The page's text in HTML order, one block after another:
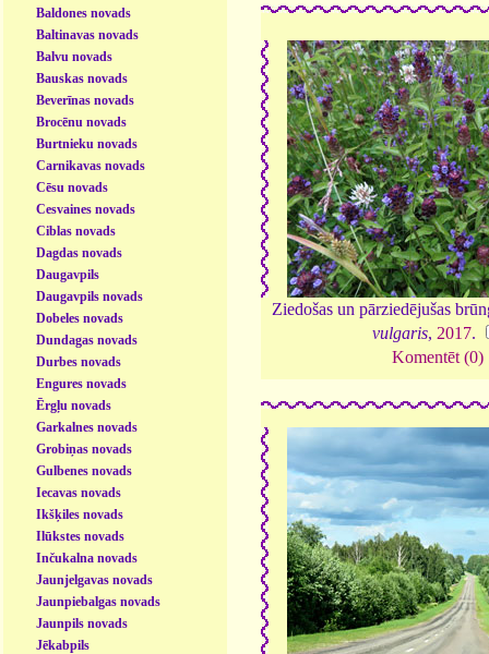
Baldones novads
Baltinavas novads
Balvu novads
Bauskas novads
Beverīnas novads
Brocēnu novads
Burtnieku novads
Carnikavas novads
Cēsu novads
Cesvaines novads
Ciblas novads
Dagdas novads
Daugavpils
Daugavpils novads
Dobeles novads
Dundagas novads
Durbes novads
Engures novads
Ērgļu novads
Garkalnes novads
Grobiņas novads
Gulbenes novads
Iecavas novads
Ikšķiles novads
Ilūkstes novads
Inčukalna novads
Jaunjelgavas novads
Jaunpiebalgas novads
Jaunpils novads
Jēkabpils
Ziedošas un pārziedējušas
vulgaris, 2017.
Komentēt (0)